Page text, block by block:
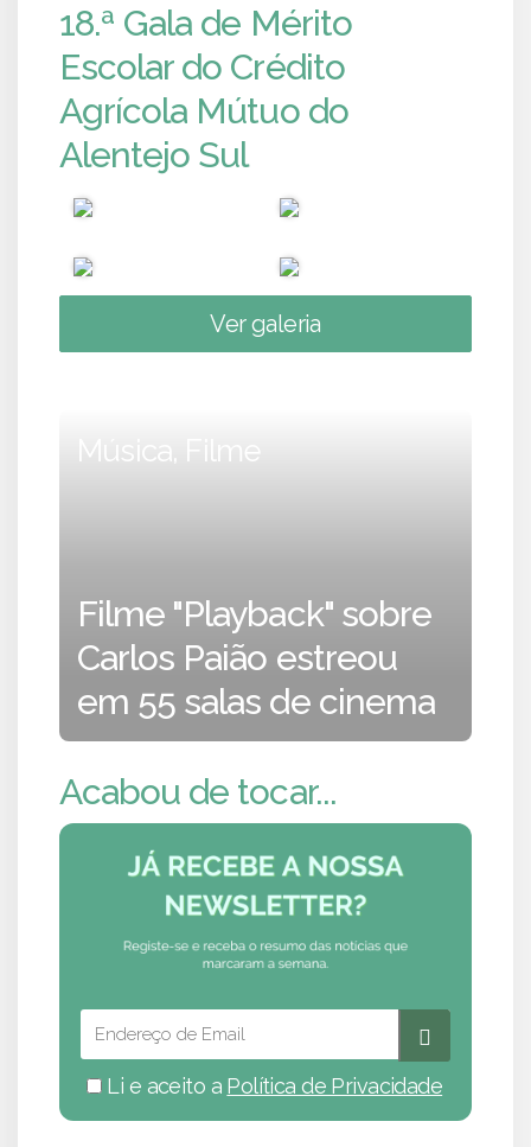
18.ª Gala de Mérito
Escolar do Crédito
Agrícola Mútuo do
Alentejo Sul
Ver galeria
Música, Filme
Filme "Playback" sobre
Carlos Paião estreou
em 55 salas de cinema
Acabou de tocar...
Li e aceito a Política de Privacidade